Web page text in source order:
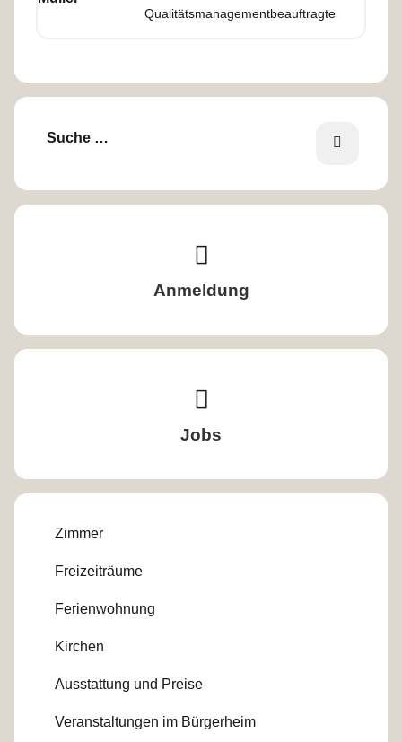
Qualitätsmanagementbeauftragte
Volltextsuche
F
Anmeldung
Jobs
Zimmer
Freizeiträume
Ferienwohnung
Kirchen
Ausstattung und Preise
Veranstaltungen im Bürgerheim